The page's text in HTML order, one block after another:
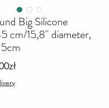
Big Silicone
cm/15,8" diameter,
За